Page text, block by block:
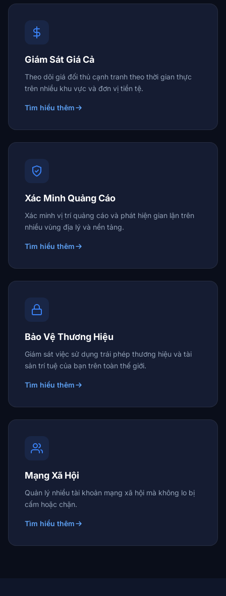
Giám Sát Giá Cả
Theo dõi giá đối thủ cạnh tranh theo thời gian thực
trên nhiều khu vực và đơn vị tiền tệ.
Tìm hiểu thêm
Xác Minh Quảng Cáo
Xác minh vị trí quảng cáo và phát hiện gian lận trên
nhiều vùng địa lý và nền tảng.
Tìm hiểu thêm
Bảo Vệ Thương Hiệu
Giám sát việc sử dụng trái phép thương hiệu và tài
sản trí tuệ của bạn trên toàn thế giới.
Tìm hiểu thêm
Mạng Xã Hội
Quản lý nhiều tài khoản mạng xã hội mà không lo bị
cấm hoặc chặn.
Tìm hiểu thêm